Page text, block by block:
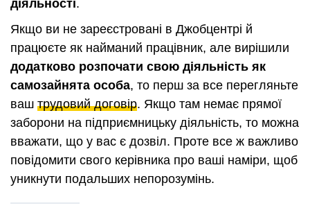
діяльності.
Якщо ви не зареєстровані в Джобцентрі й
працюєте як найманий працівник, але вирішили
додатково розпочати свою діяльність як
самозайнята особа, то перш за все перегляньте
ваш трудовий договір. Якщо там немає прямої
заборони на підприємницьку діяльність, то можна
вважати, що у вас є дозвіл. Проте все ж важливо
повідомити свого керівника про ваші наміри, щоб
уникнути подальших непорозумінь.